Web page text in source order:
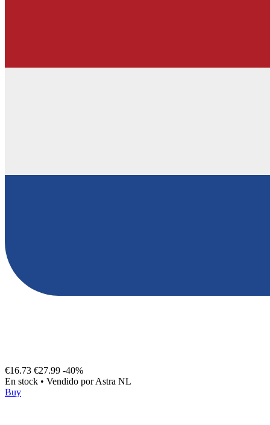
€16.73 €27.99 -40%
En stock • Vendido porAstra NL
Buy